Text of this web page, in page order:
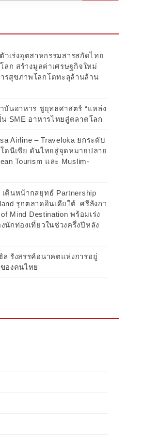
วเร่งอุตสาหกรรมสารสกัดไทย
ลก สร้างมูลค่าเศรษฐกิจใหม่
รสุขภาพโลกโตทะลุล้านล้าน
บันอาหาร ชูยุทธศาสตร์ “แหล่ง
SME อาหารไทยสู่ตลาดโลก
Airline – Traveloka ยกระดับ
ดนีเซีย ดันไทยสู่จุดหมายปลาย
Tourism และ Muslim-
ดินหน้ากลยุทธ์ Partnership
รุกตลาดอินเดียใต้–ศรีลังกา
Mind Destination พร้อมเร่ง
นักท่องเที่ยวในช่วงครึ่งปีหลัง
รังสรรค์อนาคตแห่งการอยู่
องคนไทย